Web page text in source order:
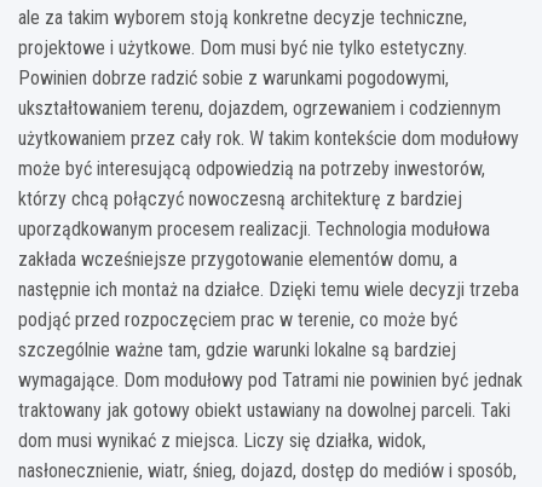
ale za takim wyborem stoją konkretne decyzje techniczne,
projektowe i użytkowe. Dom musi być nie tylko estetyczny.
Powinien dobrze radzić sobie z warunkami pogodowymi,
ukształtowaniem terenu, dojazdem, ogrzewaniem i codziennym
użytkowaniem przez cały rok. W takim kontekście dom modułowy
może być interesującą odpowiedzią na potrzeby inwestorów,
którzy chcą połączyć nowoczesną architekturę z bardziej
uporządkowanym procesem realizacji. Technologia modułowa
zakłada wcześniejsze przygotowanie elementów domu, a
następnie ich montaż na działce. Dzięki temu wiele decyzji trzeba
podjąć przed rozpoczęciem prac w terenie, co może być
szczególnie ważne tam, gdzie warunki lokalne są bardziej
wymagające. Dom modułowy pod Tatrami nie powinien być jednak
traktowany jak gotowy obiekt ustawiany na dowolnej parceli. Taki
dom musi wynikać z miejsca. Liczy się działka, widok,
nasłonecznienie, wiatr, śnieg, dojazd, dostęp do mediów i sposób,